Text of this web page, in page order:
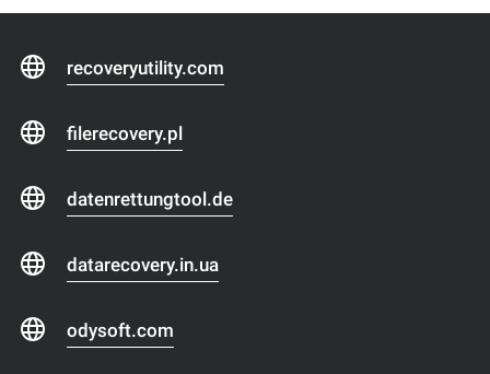
recoveryutility.com
filerecovery.pl
datenrettungtool.de
datarecovery.in.ua
odysoft.com